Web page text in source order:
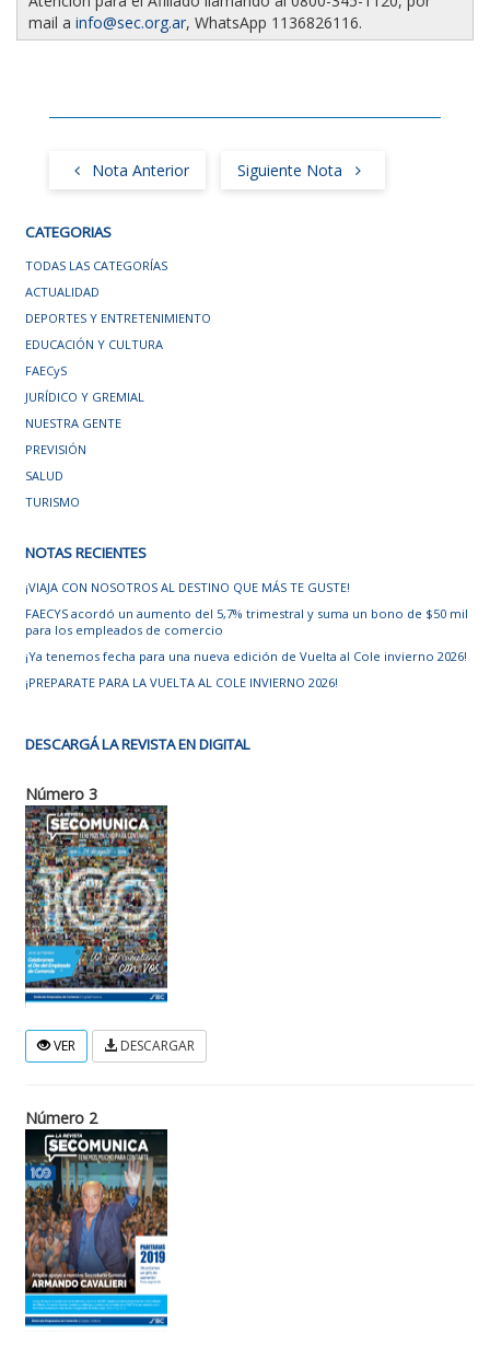
mail a info@sec.org.ar, WhatsApp 1136826116.
Nota Anterior Siguiente Nota
CATEGORIAS
TODAS LAS CATEGORÍAS
ACTUALIDAD
DEPORTES Y ENTRETENIMIENTO
EDUCACIÓN Y CULTURA
FAECyS
JURÍDICO Y GREMIAL
NUESTRA GENTE
PREVISIÓN
SALUD
TURISMO
NOTAS RECIENTES
¡VIAJA CON NOSOTROS AL DESTINO QUE MÁS TE GUSTE!
FAECYS acordó un aumento del 5,7% trimestral y suma un bono de $50 mil
para los empleados de comercio
¡Ya tenemos fecha para una nueva edición de Vuelta al Cole invierno 2026!
¡PREPARATE PARA LA VUELTA AL COLE INVIERNO 2026!
DESCARGÁ LA REVISTA EN DIGITAL
Número 3
VER DESCARGAR
Número 2